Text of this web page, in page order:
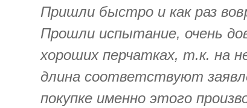
Пришли быстро и как раз
Прошли испытание, очень
хороших перчатках, т.к. на
длина соответствуют
покупке именно этого